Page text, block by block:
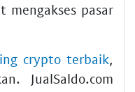
mengakses pasar
crypto terbaik
JualSaldo.com